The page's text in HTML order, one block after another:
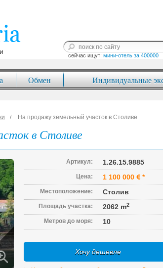
сейчас ищут: мини-отель за 400000
Обмен Индивидуальные
На продажу земельный участок в Столиве
в Столиве
Артикул: 1.26.15.9885
Цена: 1 100 000 *
Местоположение: Столив
Площадь участка: 2062 m2
Метров до моря: 10
Хочу дешевле